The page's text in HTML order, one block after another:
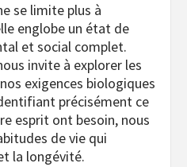
se limite plus à
englobe un état de
et social complet.
invite à explorer les
exigences biologiques
précisément ce
esprit ont besoin, nous
de vie qui
la longévité.